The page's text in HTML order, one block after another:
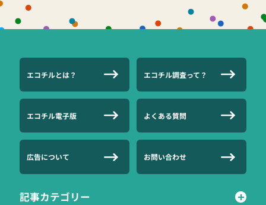
エコチルとは？ エコチル調査って？
エコチル電子版 よくある質問
広告について お問い合わせ
記事カテゴリー